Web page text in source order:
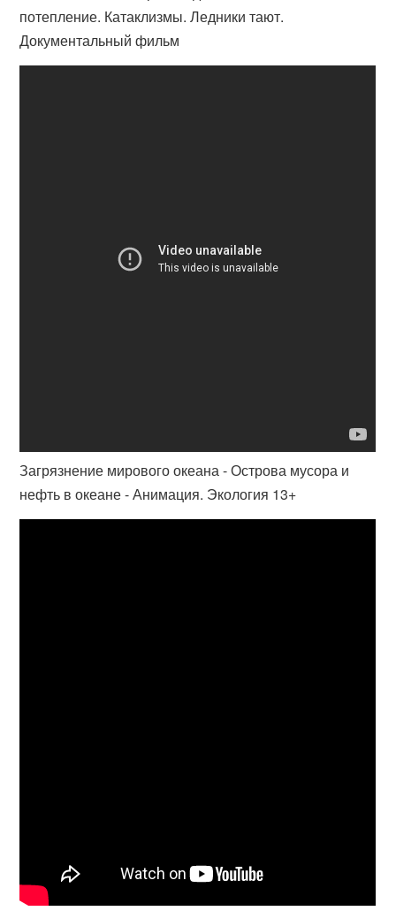
потепление. Катаклизмы. Ледники тают.
Документальный фильм
Загрязнение мирового океана - Острова мусора и
нефть в океане - Анимация. Экология 13+